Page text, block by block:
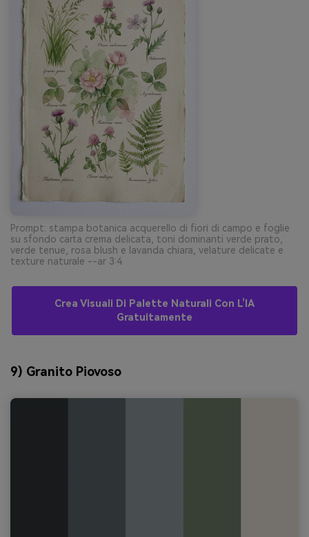
Prompt: stampa botanica acquerello di fiori di campo e foglie
su sfondo carta crema delicata, toni dominanti verde prato,
verde tenue, rosa blush e lavanda chiara, velature delicate e
texture naturale --ar 3:4
Crea Visuali Di Palette Naturali Con L’IA
Gratuitamente
9) Granito Piovoso